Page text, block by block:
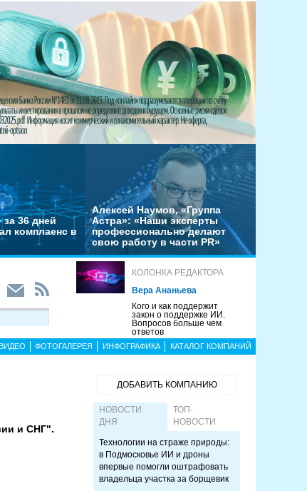
36 дней
комплаенс в
Алексей Наумов, «Группа
Астра»: «Наши эксперты
профессионально делают
свою работу в части PR»
КОЛОНКА РЕДАКТОРА
Вера Ананьева
Кого и как поддержит
закон о поддержке ИИ.
Вопросов больше чем
ответов
ФОТОГАЛЕРЕЯ ИНФОГРАФИКА КАТАЛОГ КОМПАНИЙ
и СНГ".
ДОБАВИТЬ КОМПАНИЮ
НОВОСТИ
ДНЯ
ТОП-
НОВОСТИ
Технологии на страже природы:
в Подмосковье ИИ и дроны
впервые помогли оштрафовать
владельца участка за борщевик